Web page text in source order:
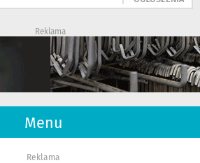
Reklama
Menu
Reklama